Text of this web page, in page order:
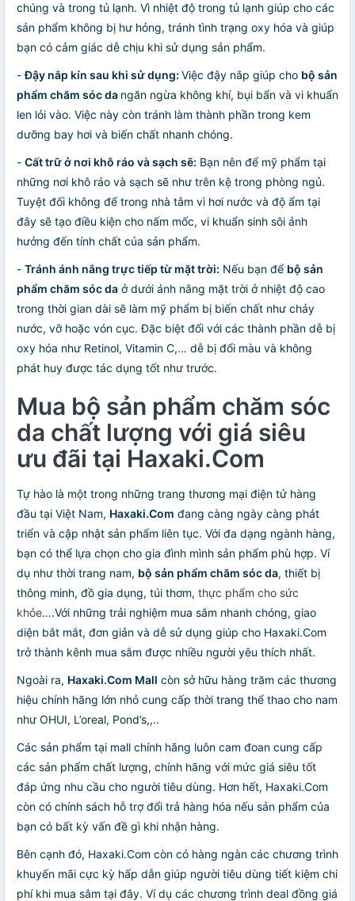
chúng và trong tủ lạnh. Vì nhiệt độ trong tủ lạnh giúp cho các
sản phẩm không bị hư hỏng, tránh tình trạng oxy hóa và giúp
bạn có cảm giác dễ chịu khi sử dụng sản phẩm.
-Đậy nắp kín sau khi sử dụng: Việc đậy nắp giúp cho bộ sản
phẩm chăm sóc da ngăn ngừa không khí, bụi bẩn và vi khuẩn
len lỏi vào. Việc này còn tránh làm thành phần trong kem
dưỡng bay hơi và biến chất nhanh chóng.
- Cất trữ ở nơi khô ráo và sạch sẽ: Bạn nên để mỹ phẩm tại
những nơi khô ráo và sạch sẽ như trên kệ trong phòng ngủ.
Tuyệt đối không để trong nhà tắm vì hơi nước và độ ẩm tại
đây sẽ tạo điều kiện cho nấm mốc, vi khuẩn sinh sôi ảnh
hưởng đến tính chất của sản phẩm.
- Tránh ánh nắng trực tiếp từ mặt trời: Nếu bạn để bộ sản
phẩm chăm sóc da ở dưới ánh nắng mặt trời ở nhiệt độ cao
trong thời gian dài sẽ làm mỹ phẩm bị biến chất như chảy
nước, vỡ hoặc vón cục. Đặc biệt đối với các thành phần dễ bị
oxy hóa như Retinol, Vitamin C,… dễ bị đổi màu và không
phát huy được tác dụng tốt như trước.
Mua bộ sản phẩm chăm sóc
da chất lượng với giá siêu
ưu đãi tại Haxaki.Com
Tự hào là một trong những trang thương mại điện tử hàng
đầu tại Việt Nam, Haxaki.Com đang càng ngày càng phát
triển và cập nhật sản phẩm liên tục. Với đa dạng ngành hàng,
bạn có thể lựa chọn cho gia đình mình sản phẩm phù hợp. Ví
dụ như thời trang nam, bộ sản phẩm chăm sóc da, thiết bị
thông minh, đồ gia dụng, túi thơm, thực phẩm cho sức
khỏe….Với những trải nghiệm mua sắm nhanh chóng, giao
diện bắt mắt, đơn giản và dễ sử dụng giúp cho Haxaki.Com
trở thành kênh mua sắm được nhiều người yêu thích nhất.
Ngoài ra, Haxaki.Com Mall còn sở hữu hàng trăm các thương
hiệu chính hãng lớn nhỏ cung cấp thời trang thể thao cho nam
như OHUI, L’oreal, Pond’s,,..
Các sản phẩm tại mall chính hãng luôn cam đoan cung cấp
các sản phẩm chất lượng, chính hãng với mức giá siêu tốt
đáp ứng nhu cầu cho người tiêu dùng. Hơn hết, Haxaki.Com
còn có chính sách hỗ trợ đổi trả hàng hóa nếu sản phẩm của
bạn có bất kỳ vấn đề gì khi nhận hàng.
Bên cạnh đó, Haxaki.Com còn có hàng ngàn các chương trình
khuyến mãi cực kỳ hấp dẫn giúp người tiêu dùng tiết kiệm chi
phí khi mua sắm tại đây. Ví dụ các chương trình deal đồng giá